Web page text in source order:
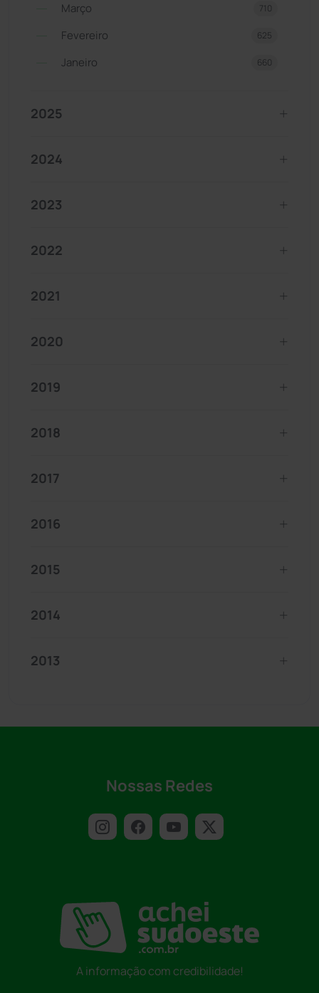
Março 710
Fevereiro 625
Janeiro 660
2025
2024
2023
2022
2021
2020
2019
2018
2017
2016
2015
2014
2013
Nossas Redes
A informação com credibilidade!